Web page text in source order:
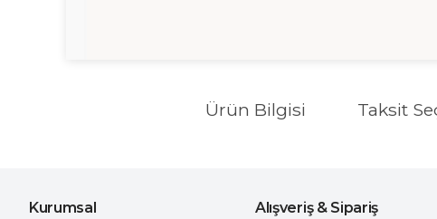
Ürün Bilgisi Taksit
Kurumsal Alışveriş & Sipariş